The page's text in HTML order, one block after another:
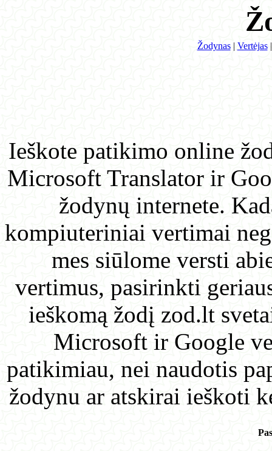
Žodynas| Vertėjas
Ieškote patikimo online
Microsoft Translator ir
žodynų internete.
kompiuteriniai vertimai
mes siūlome versti
vertimus, pasirinkti
ieškomą žodį zod.lt
Microsoft ir Google
patikimiau, nei naudotis
žodynu ar atskirai ieškoti